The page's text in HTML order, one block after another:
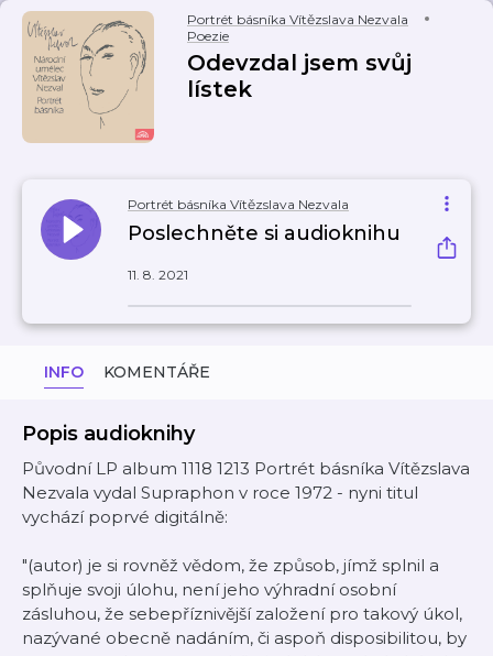
Portrét básníka Vítězslava Nezvala
Poezie
Odevzdal jsem svůj
lístek
Portrét básníka Vítězslava Nezvala
Poslechněte si audioknihu
11. 8. 2021
INFO KOMENTÁŘE
Popis audioknihy
Původní LP album 1118 1213 Portrét básníka Vítězslava
Nezvala vydal Supraphon v roce 1972 - nyni titul
vychází poprvé digitálně:
"(autor) je si rovněž vědom, že způsob, jímž splnil a
splňuje svoji úlohu, není jeho výhradní osobní
zásluhou, že sebepříznivější založení pro takový úkol,
nazývané obecně nadáním, či aspoň disposibilitou, by